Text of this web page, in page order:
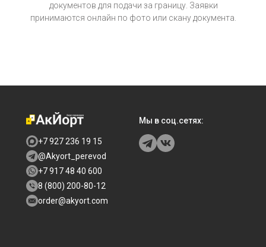
документов для подачи за границу. Заявки
принимаются онлайн по фото или скану документа.
Мы в соц.сетях:
+7 927 236 19 15
@Akyort_perevod
+7 917 48 40 600
8 (800) 200-80-12
order@akyort.com